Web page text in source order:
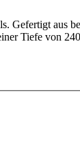
aus
Tiefe von